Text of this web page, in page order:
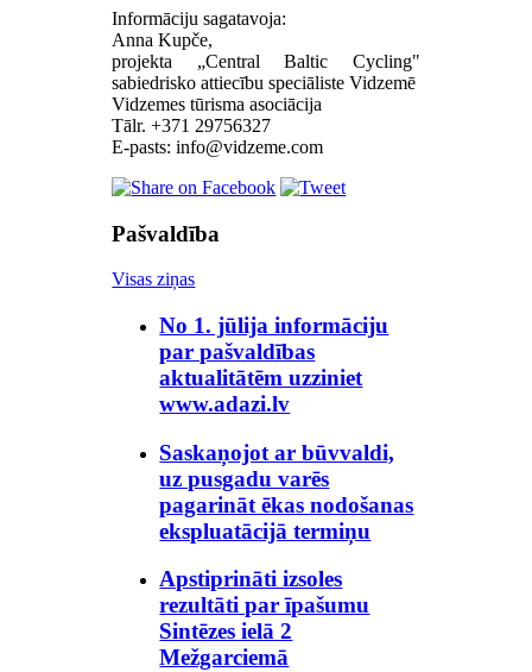
Informāciju sagatavoja:
Anna Kupče,
projekta „Central Baltic Cycling"
sabiedrisko attiecību speciāliste Vidzemē
Vidzemes tūrisma asociācija
Tālr. +371 29756327
E-pasts:
Pašvaldība
Visas ziņas
No 1. jūlija informāciju
par pašvaldības
aktualitātēm uzziniet
www.adazi.lv
Saskaņojot ar būvvaldi,
uz pusgadu varēs
pagarināt ēkas nodošanas
ekspluatācijā termiņu
Apstiprināti izsoles
rezultāti par īpašumu
Sintēzes ielā 2
Mežgarciemā